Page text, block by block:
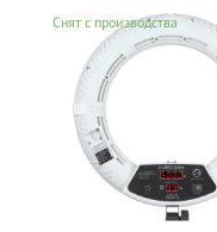
Снят с производства